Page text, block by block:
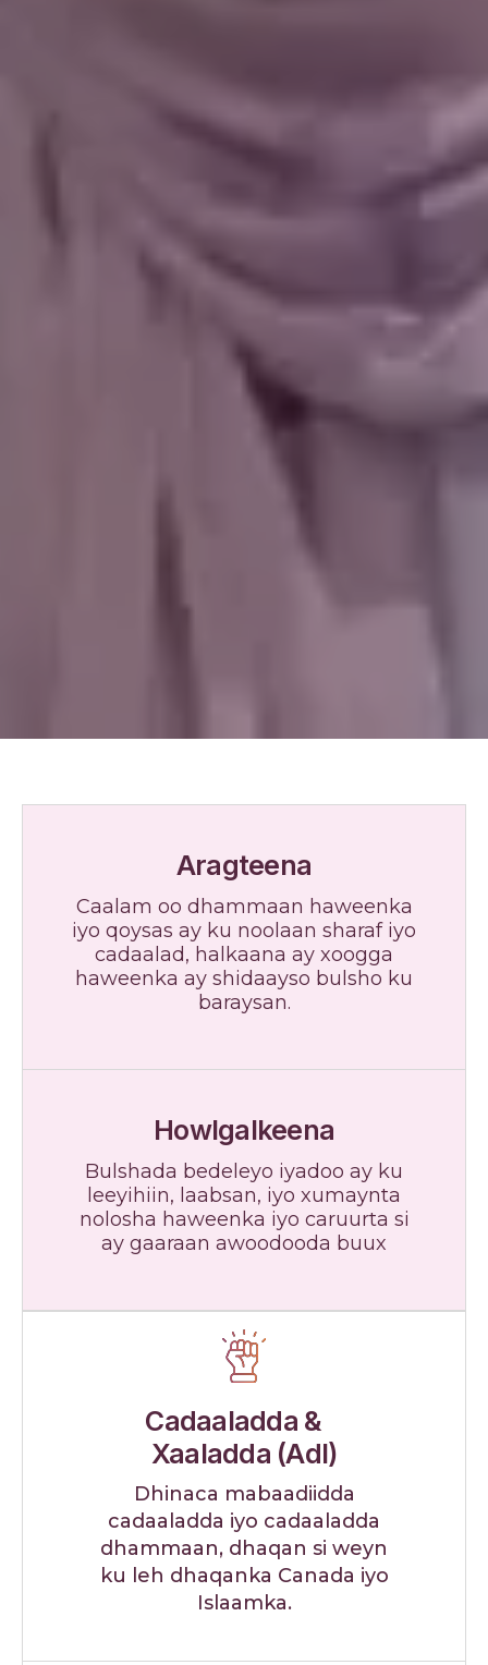
Aragteena
Caalam oo dhammaan haweenka
iyo qoysas ay ku noolaan sharaf iyo
cadaalad, halkaana ay xoogga
haweenka ay shidaayso bulsho ku
baraysan.
Howlgalkeena
Bulshada bedeleyo iyadoo ay ku
leeyihiin, laabsan, iyo xumaynta
nolosha haweenka iyo caruurta si
ay gaaraan awoodooda buux
Cadaaladda &
Xaaladda (Adl)
Dhinaca mabaadiidda
cadaaladda iyo cadaaladda
dhammaan, dhaqan si weyn
ku leh dhaqanka Canada iyo
Islaamka.